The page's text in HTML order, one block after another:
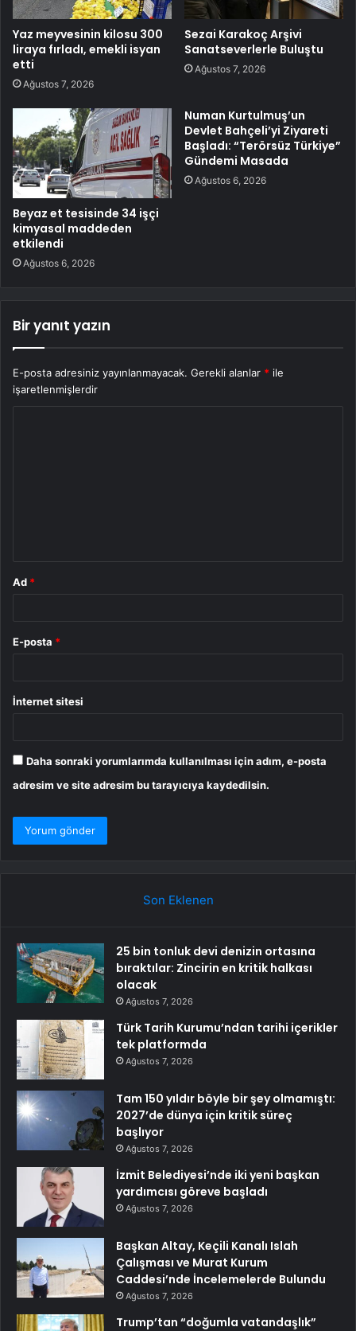
Yaz meyvesinin kilosu 300
liraya fırladı, emekli isyan
etti
Ağustos 7, 2026
Sezai Karakoç Arşivi
Sanatseverlerle Buluştu
Ağustos 7, 2026
Beyaz et tesisinde 34 işçi
kimyasal maddeden
etkilendi
Ağustos 6, 2026
Numan Kurtulmuş’un
Devlet Bahçeli’yi Ziyareti
Başladı: “Terörsüz Türkiye”
Gündemi Masada
Ağustos 6, 2026
Bir yanıt yazın
E-posta adresiniz yayınlanmayacak. Gerekli alanlar * ile
işaretlenmişlerdir
Ad *
E-posta *
İnternet sitesi
Daha sonraki yorumlarımda kullanılması için adım, e-posta
adresim ve site adresim bu tarayıcıya kaydedilsin.
Son Eklenen
25 bin tonluk devi denizin ortasına
bıraktılar: Zincirin en kritik halkası
olacak
Ağustos 7, 2026
Türk Tarih Kurumu’ndan tarihi içerikler
tek platformda
Ağustos 7, 2026
Tam 150 yıldır böyle bir şey olmamıştı:
2027’de dünya için kritik süreç
başlıyor
Ağustos 7, 2026
İzmit Belediyesi’nde iki yeni başkan
yardımcısı göreve başladı
Ağustos 7, 2026
Başkan Altay, Keçili Kanalı Islah
Çalışması ve Murat Kurum
Caddesi’nde İncelemelerde Bulundu
Ağustos 7, 2026
Trump’tan “doğumla vatandaşlık”